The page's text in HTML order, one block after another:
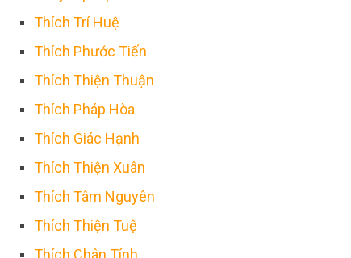
Thích Trí Huệ
Thích Phước Tiến
Thích Thiện Thuận
Thích Pháp Hòa
Thích Giác Hạnh
Thích Thiện Xuân
Thích Tâm Nguyên
Thích Thiện Tuệ